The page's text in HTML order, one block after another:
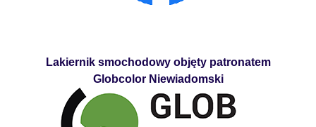
Lakiernik smochodowy objęty patronatem
Globcolor Niewiadomski